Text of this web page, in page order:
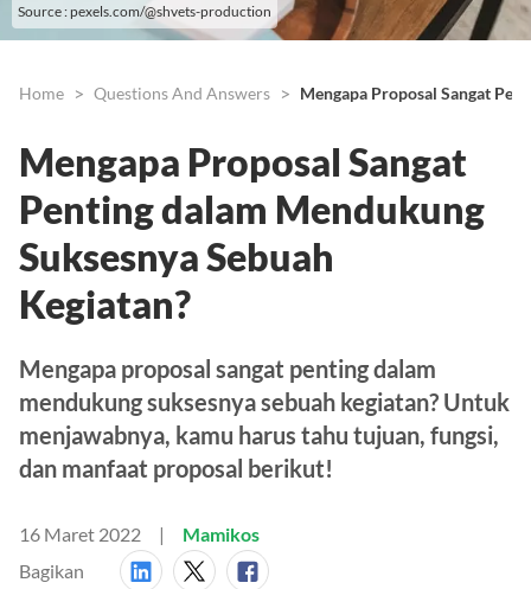
Source : pexels.com/@shvets-production
Home Questions And Answers Mengapa Proposal Sangat
Mengapa Proposal Sangat
Penting dalam Mendukung
Suksesnya Sebuah
Kegiatan?
Mengapa proposal sangat penting dalam
mendukung suksesnya sebuah kegiatan? Untuk
menjawabnya, kamu harus tahu tujuan, fungsi,
dan manfaat proposal berikut!
16 Maret 2022
Mamikos
Bagikan